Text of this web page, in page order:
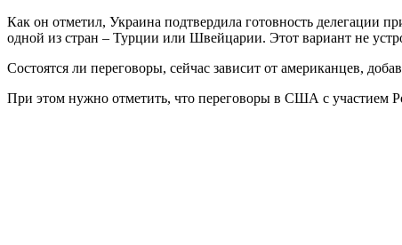
Как он отметил, Украина подтвердила готовность делегации
одной из стран – Турции или Швейцарии. Этот вариант не
Состоятся ли переговоры, сейчас зависит от американцев,
При этом нужно отметить, что переговоры в США с участием